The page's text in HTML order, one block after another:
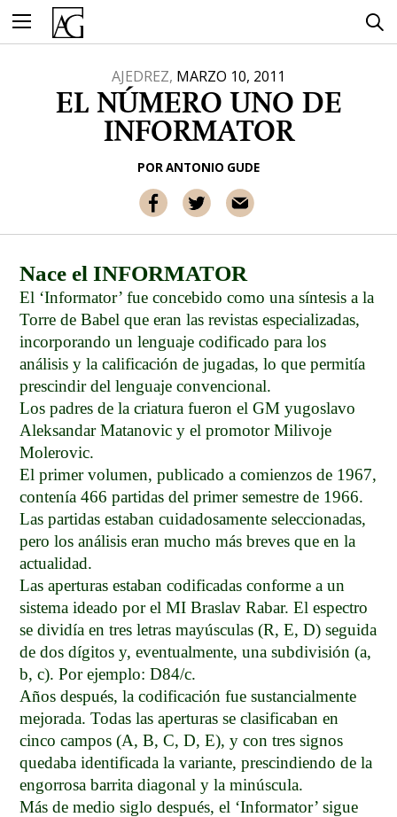
contenido
AJEDREZ, MARZO 10, 2011
EL NÚMERO UNO DE
INFORMATOR
PORANTONIO GUDE
Nace el INFORMATOR
El ‘Informator’ fue concebido como una síntesis a la
Torre de Babel que eran las revistas especializadas,
incorporando un lenguaje codificado para los
análisis y la calificación de jugadas, lo que permitía
prescindir del lenguaje convencional.
Los padres de la criatura fueron el GM yugoslavo
Aleksandar Matanovic y el promotor Milivoje
Molerovic.
El primer volumen, publicado a comienzos de 1967,
contenía 466 partidas del primer semestre de 1966.
Las partidas estaban cuidadosamente seleccionadas,
pero los análisis eran mucho más breves que en la
actualidad.
Las aperturas estaban codificadas conforme a un
sistema ideado por el MI Braslav Rabar. El espectro
se dividía en tres letras mayúsculas (R, E, D) seguida
de dos dígitos y, eventualmente, una subdivisión (a,
b, c). Por ejemplo: D84/c.
Años después, la codificación fue sustancialmente
mejorada. Todas las aperturas se clasificaban en
cinco campos (A, B, C, D, E), y con tres signos
quedaba identificada la variante, prescindiendo de la
engorrosa barrita diagonal y la minúscula.
Más de medio siglo después, el ‘Informator’ sigue